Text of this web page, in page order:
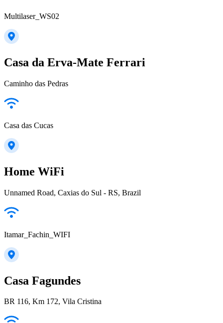
Multilaser_WS02
Casa da Erva-Mate Ferrari
Caminho das Pedras
Casa das Cucas
Home WiFi
Unnamed Road, Caxias do Sul - RS, Brazil
Itamar_Fachin_WIFI
Casa Fagundes
BR 116, Km 172, Vila Cristina